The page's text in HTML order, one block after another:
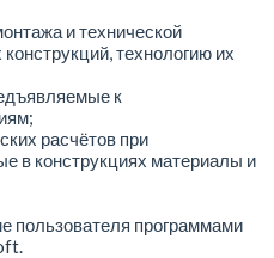
и технической
технологию их
к
расчётов при
в конструкциях материалы и
пользователя программами